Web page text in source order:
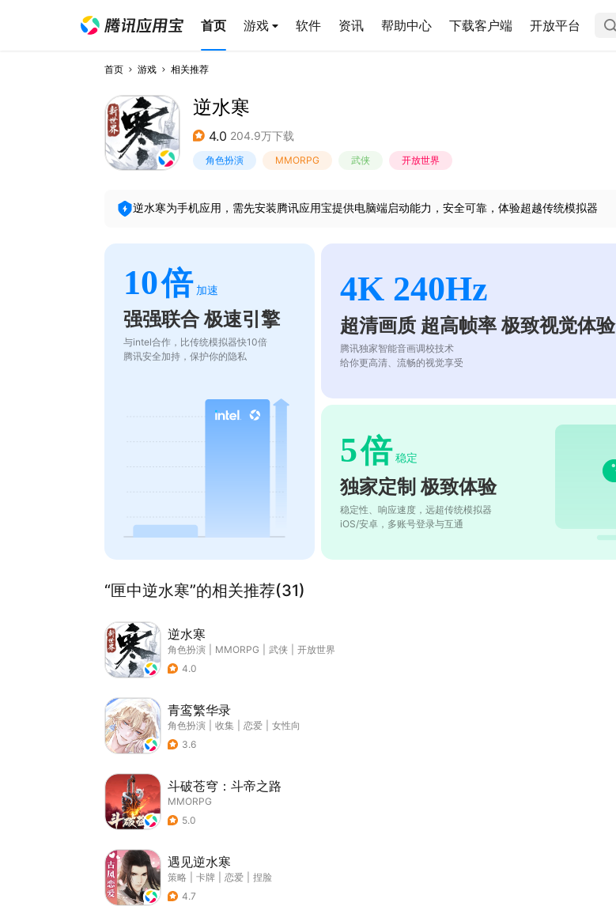
首页 游戏 软件 资讯 帮助中心 下载客户端 开放平台
首页 游戏 相关推荐
逆水寒
4.0 204.9万下载
角色扮演 MMORPG 武侠 开放世界
逆水寒为手机应用，需先安装腾讯应用宝提供电脑端启动能力，安全可靠，体验超越传统模拟器
10倍 加速
强强联合 极速引擎
与intel合作，比传统模拟器快10倍
腾讯安全加持，保护你的隐私
4K 240Hz
超清画质 超高帧率 极致视觉体验
腾讯独家智能音画调校技术
给你更高清、流畅的视觉享受
5倍 稳定
独家定制 极致体验
稳定性、响应速度，远超传统模拟器
iOS/安卓，多账号登录与互通
“匣中逆水寒”的相关推荐(31)
逆水寒
角色扮演 MMORPG 武侠
开放世界
4.0
青鸾繁华录
角色扮演 收集 恋爱
女性向
3.6
斗破苍穹：斗帝之路
MMORPG
5.0
遇见逆水寒
策略 卡牌 恋爱
捏脸
4.7